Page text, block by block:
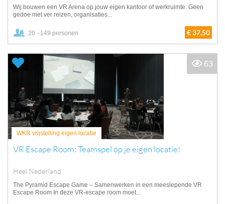
Wij bouwen een VR Arena op jouw eigen kantoor of werkruimte. Geen
gedoe met ver reizen, organisaties...
20 - 149 personen € 37,50
WKR vrijstelling eigen locatie
VR Escape Room: Teamspel op je eigen locatie!
Heel Nederland
The Pyramid Escape Game – Samenwerken in een meeslepende VR
Escape Room In deze VR-escape room moet...
63